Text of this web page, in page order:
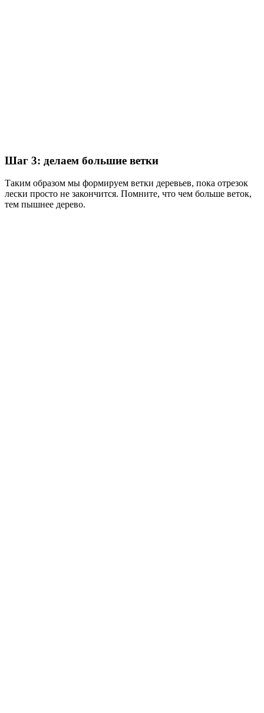
Шаг 3: делаем большие ветки
Таким образом мы формируем ветки деревьев, пока отрезок
лески просто не закончится. Помните, что чем больше веток,
тем пышнее дерево.